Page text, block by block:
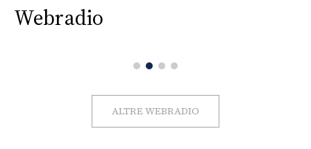
Webradio
ALTRE WEBRADIO